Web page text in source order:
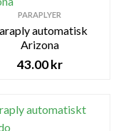
PARAPLYER
automatisk
Arizona
43.00kr